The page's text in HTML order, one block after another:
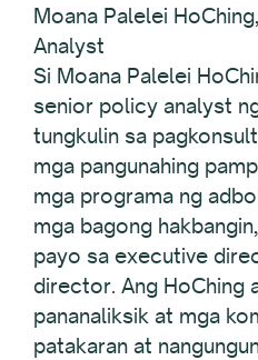
Moana Palelei
Analyst
Si Moana Palelei
senior policy analyst
tungkulin sa
mga pangunahing
mga programa ng
mga bagong
payo sa executive
director. Ang HoChing
pananaliksik at mga
patakaran at